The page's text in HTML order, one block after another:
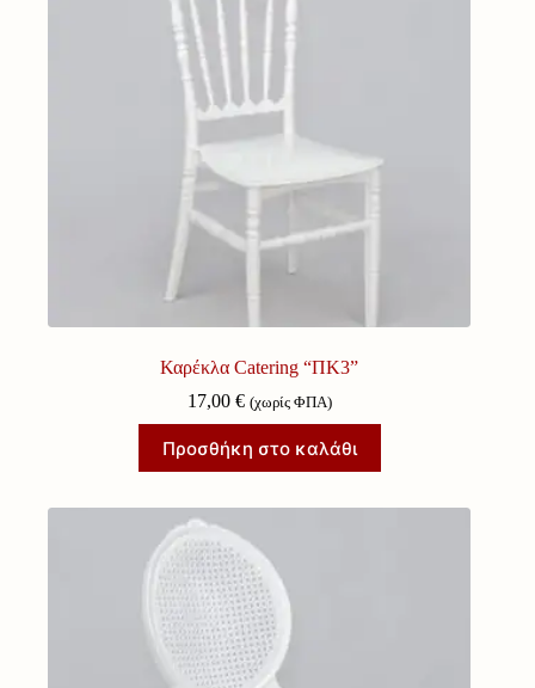
Καρέκλα Catering “ΠΚ3”
17,00 € (χωρίς ΦΠΑ)
Προσθήκη στο καλάθι